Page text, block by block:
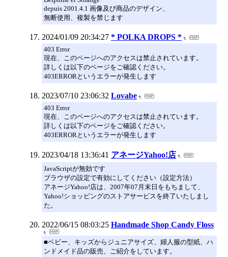
depuis 2001.4.1 画像及び商品のデザイン、
無断使用、複製を禁じます
2024/01/09 20:34:27 * POLKA DROPS *
403 Error
現在、このページへのアクセスは禁止されています。
詳しくは以下のページをご確認ください。
403ERRORというエラーが発生します
2023/07/10 23:06:32 Lovabe
403 Error
現在、このページへのアクセスは禁止されています。
詳しくは以下のページをご確認ください。
403ERRORというエラーが発生します
2023/04/18 13:36:41 アネージYahoo!店
JavaScriptが無効です
ブラウザの設定で有効にしてください（設定方法）
アネージYahoo!店は、2007年07月末日をもちまして、
Yahoo!ショッピングのストアサービスを終了いたしまし
た。
2022/06/15 08:03:25 Handmade Shop Candy Floss
■ベビー、キッズからジュニアサイズ、婦人服の型紙、ハ
ンドメイド品の販売、ご紹介をしています。